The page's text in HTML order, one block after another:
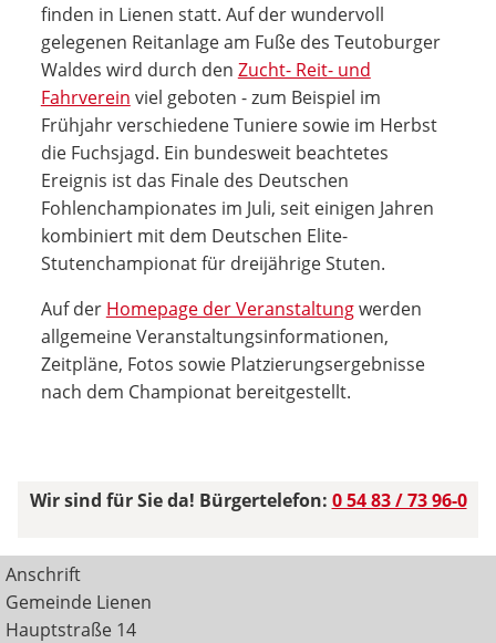
finden in Lienen statt. Auf der wundervoll
gelegenen Reitanlage am Fuße des Teutoburger
Waldes wird durch den Zucht- Reit- und
Fahrverein viel geboten - zum Beispiel im
Frühjahr verschiedene Tuniere sowie im Herbst
die Fuchsjagd. Ein bundesweit beachtetes
Ereignis ist das Finale des Deutschen
Fohlenchampionates im Juli, seit einigen Jahren
kombiniert mit dem Deutschen Elite-
Stutenchampionat für dreijährige Stuten.
Auf der Homepage der Veranstaltungwerden
allgemeine Veranstaltungsinformationen,
Zeitpläne, Fotos sowie Platzierungsergebnisse
nach dem Championat bereitgestellt.
Wir sind für Sie da! Bürgertelefon: 0 54 83 / 73 96-0
Anschrift
Gemeinde Lienen
Hauptstraße 14